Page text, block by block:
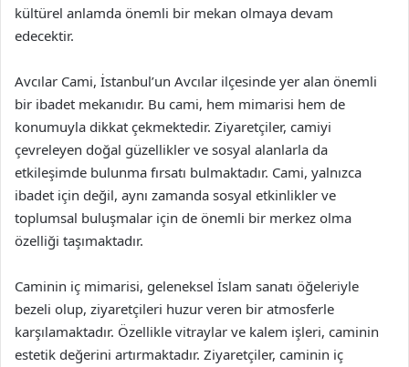
kültürel anlamda önemli bir mekan olmaya devam
edecektir.
Avcılar Cami, İstanbul’un Avcılar ilçesinde yer alan önemli
bir ibadet mekanıdır. Bu cami, hem mimarisi hem de
konumuyla dikkat çekmektedir. Ziyaretçiler, camiyi
çevreleyen doğal güzellikler ve sosyal alanlarla da
etkileşimde bulunma fırsatı bulmaktadır. Cami, yalnızca
ibadet için değil, aynı zamanda sosyal etkinlikler ve
toplumsal buluşmalar için de önemli bir merkez olma
özelliği taşımaktadır.
Caminin iç mimarisi, geleneksel İslam sanatı öğeleriyle
bezeli olup, ziyaretçileri huzur veren bir atmosferle
karşılamaktadır. Özellikle vitraylar ve kalem işleri, caminin
estetik değerini artırmaktadır. Ziyaretçiler, caminin iç